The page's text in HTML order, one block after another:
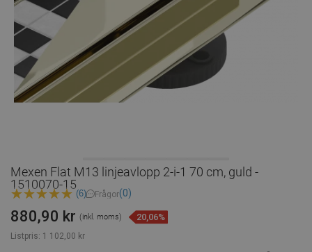
Mexen Flat M13 linjeavlopp 2-i-1 70 cm, guld -
1510070-15
(6) Frågor(0)
Listpris: 1 102,00 kr
880,90 kr (inkl. moms) 20,06%